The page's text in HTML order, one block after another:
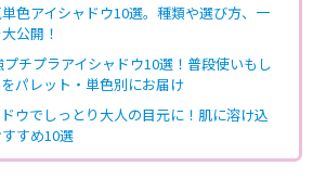
色アイシャドウ10選。種類や選び方、一
公開！
プチプラアイシャドウ10選！普段使いもし
パレット・単色別にお届け
ウでしっとり大人の目元に！肌に溶け込
すめ10選